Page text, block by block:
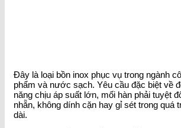
Đây là loại bồn inox phục vụ trong ngành
phẩm và nước sạch. Yêu cầu đặc biệt về
năng chịu áp suất lớn, mối hàn phải tuyệt
nhẵn, không dính cặn hay gỉ sét trong quá
dài.